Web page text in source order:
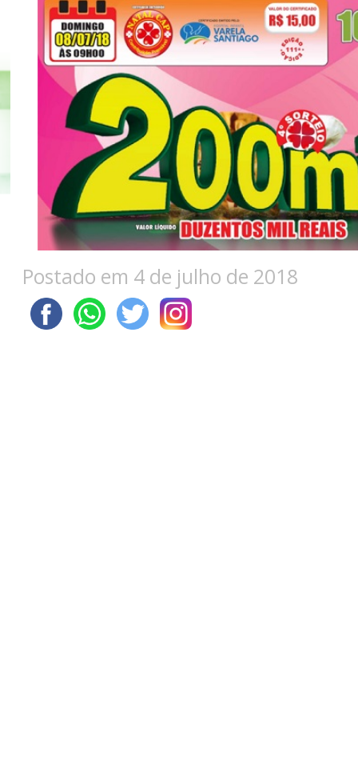
Postado em 4 de julho de 2018